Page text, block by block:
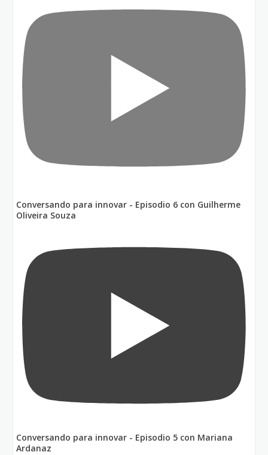
Conversando para innovar - Episodio 6 con Guilherme
Oliveira Souza
Conversando para innovar - Episodio 5 con Mariana
Ardanaz